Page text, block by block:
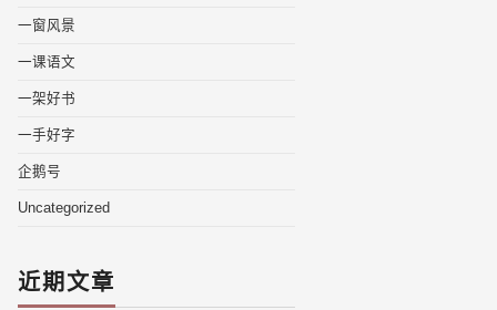
一窗风景
一课语文
一架好书
一手好字
企鹅号
Uncategorized
近期文章